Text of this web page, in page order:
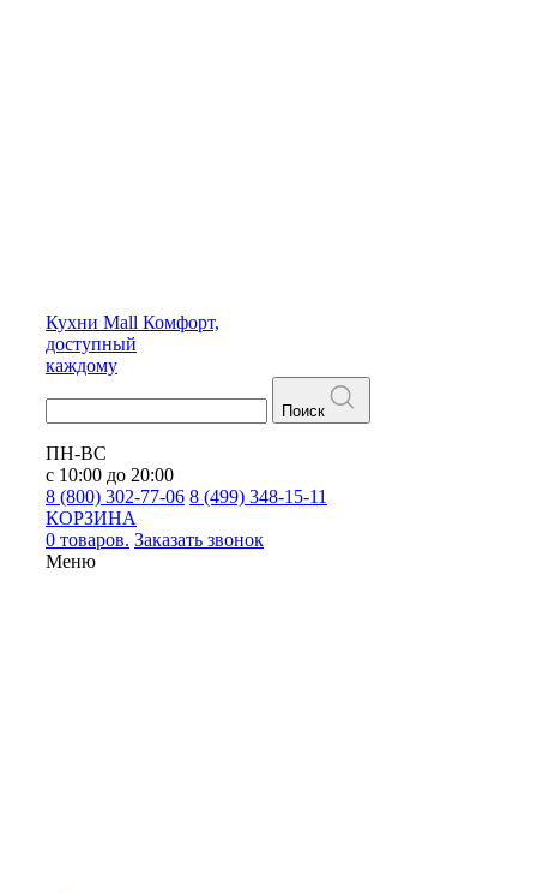
Кухни Mall Комфорт,
доступный
каждому
Поиск
ПН-ВС
с 10:00 до 20:00
8 (800) 302-77-06 8 (499) 348-15-11
КОРЗИНА
0 товаров. Заказать звонок
Меню